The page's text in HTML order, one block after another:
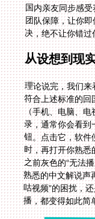
决，绝不让你错
从设想到现
理论说完，我们
符合上述标准的
（手机、电脑、
录，通常你会看到
钮。点击它，软
时，再打开你熟
之前灰色的“无法
熟悉的中文解说
咕视频”的困扰，
播，都变得如此简